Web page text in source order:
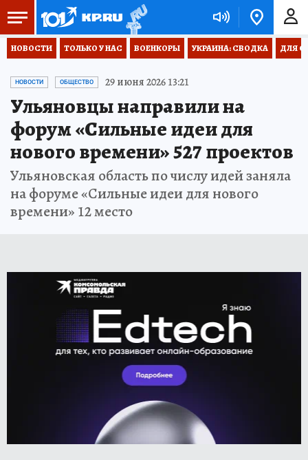
НОВОСТИ ТОЛЬКО У НАС ВОЕНКОРЫ УКРАИНА: СВОДКА ДЛЯ
НОВОСТИ ОБЩЕСТВО 29 июня 2026 13:21
Ульяновцы направили на
форум «Сильные идеи для
нового времени» 527 проектов
Ульяновская область по числу идей заняла
на форуме «Сильные идеи для нового
времени» 12 место